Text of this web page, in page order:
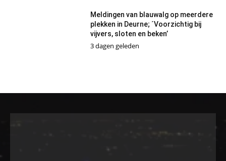
Meldingen van blauwalg op meerdere
plekken in Deurne; ´Voorzichtig bij
vijvers, sloten en beken’
3 dagen geleden